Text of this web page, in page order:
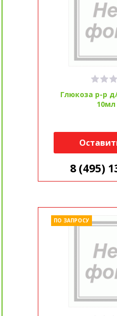
Глюкоза р-р
8 (495)
ПО ЗАПРОСУ